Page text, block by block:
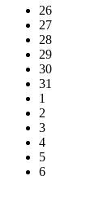
26
27
28
29
30
31
1
2
3
4
5
6